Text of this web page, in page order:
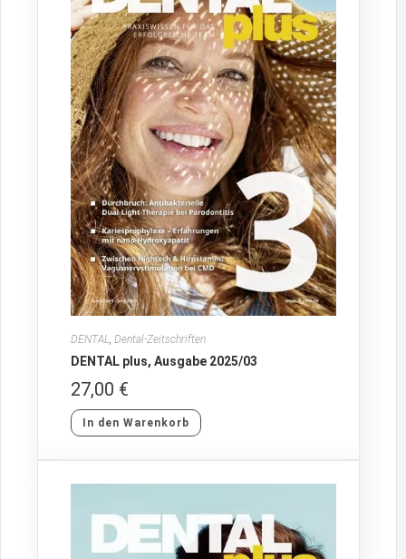
DENTAL ,Dental-Zeitschriften
DENTAL plus, Ausgabe 2025/03
27,00 €
In den Warenkorb